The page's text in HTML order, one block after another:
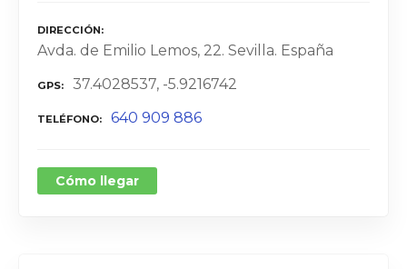
DIRECCIÓN
Avda. de Emilio Lemos, 22. Sevilla. España
GPS 37.4028537, -5.9216742
TELÉFONO 640 909 886
Cómo llegar